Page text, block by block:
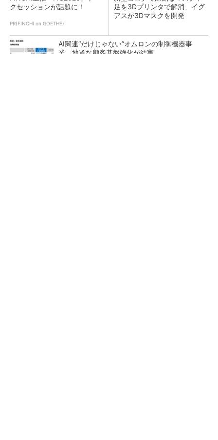
クセッションが話題に！
PR(FINCHI on GOETHE)
足を3Dプリンタで解消、イグ
アスが3Dマスクを開発
AI関連“だけじゃない”オムロンの制御機器事
業、地道な顧客基盤強化が結実